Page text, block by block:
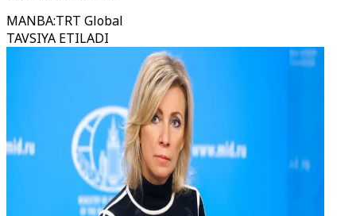
MANBA:TRT Global
TAVSIYA ETILADI